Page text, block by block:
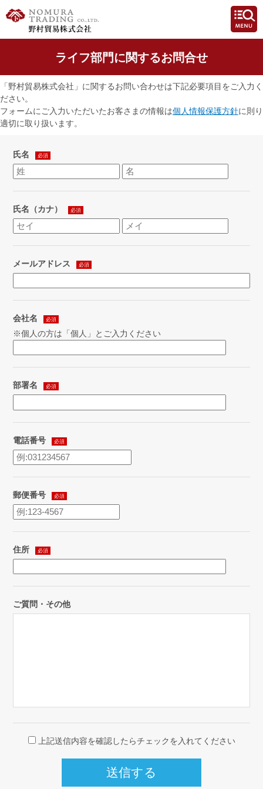
ライフ部門に関するお問合せ
「野村貿易株式会社」に関するお問い合わせは下記必要項目をご入力く
ださい。
フォームにご入力いただいたお客さまの情報は個人情報保護方針に則り
適切に取り扱います。
氏名 必須
氏名（カナ） 必須
メールアドレス 必須
会社名 必須
※個人の方は「個人」とご入力ください
部署名 必須
電話番号 必須
郵便番号 必須
住所 必須
ご質問・その他
上記送信内容を確認したらチェックを入れてください
送信する